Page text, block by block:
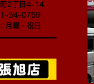
2丁目4-14
54-0759
曜・祝日